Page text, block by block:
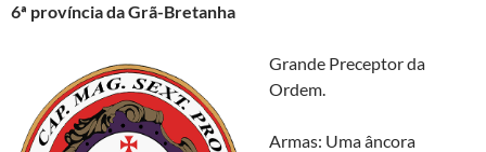
6ª província da Grã-Bretanha
Grande Preceptor da
Ordem.
Armas: Uma âncora